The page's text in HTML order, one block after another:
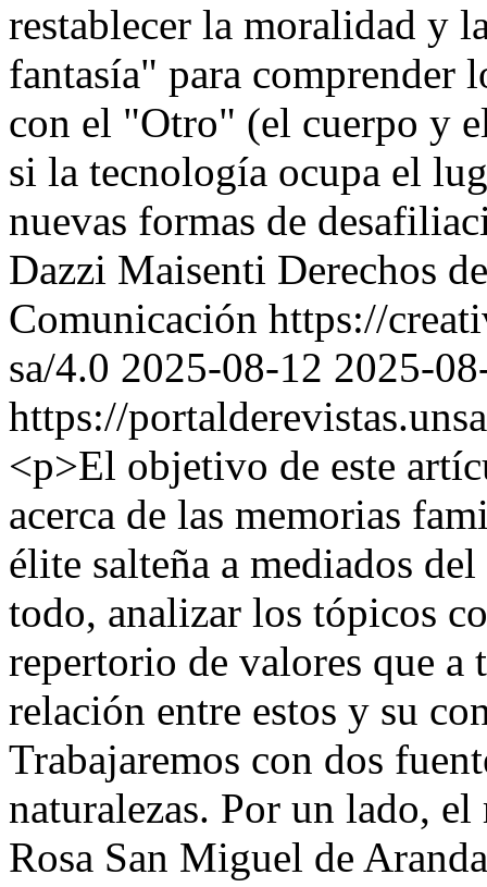
restablecer la moralidad y
fantasía" para comprender
con el "Otro" (el cuerpo y
si la tecnología ocupa el
nuevas formas de
Dazzi Maisenti Derechos
Comunicación https://
sa/4.0 2025-08-12 2025-
https://
<p>El objetivo de este
acerca de las memorias
élite salteña a mediados
todo, analizar los tópicos
repertorio de valores que a
relación entre estos y su
Trabajaremos con dos
naturalezas. Por un lado,
Rosa San Miguel de